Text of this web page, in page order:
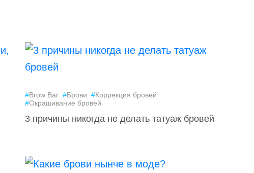
#Brow Bar #Брови #Коррекция бровей
#Окрашивание бровей
3 причины никогда не делать татуаж бровей